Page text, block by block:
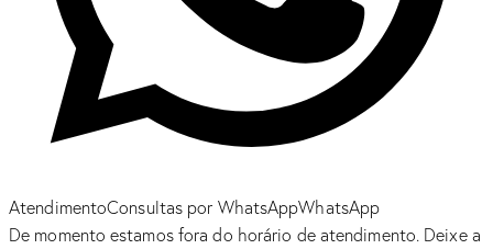
AtendimentoConsultas por WhatsAppWhatsApp
De momento estamos fora do horário de atendimento. Deixe a